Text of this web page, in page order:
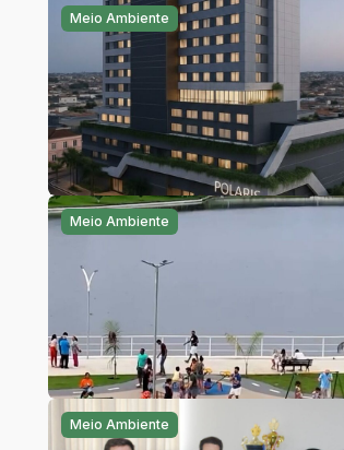
Meio Ambiente
Meio Ambiente
Meio Ambiente